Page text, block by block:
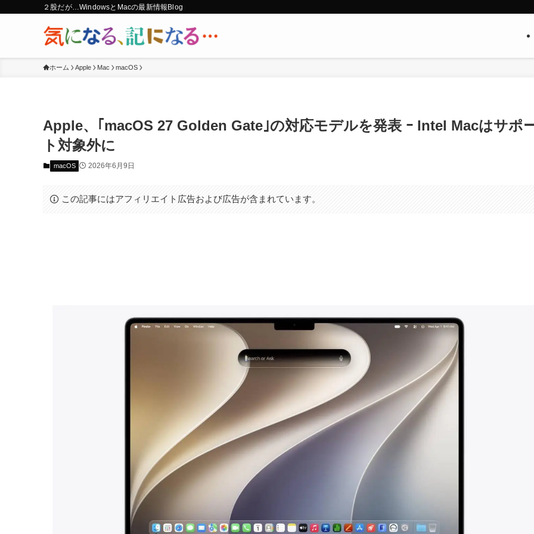
２股だが…WindowsとMacの最新情報Blog
ホーム Apple Mac macOS
Apple、｢macOS 27 Golden Gate｣の対応モデルを発表 ｰ Intel Macはサポ
ト対象外に
macOS 2026年6月9日
この記事にはアフィリエイト広告および広告が含まれています。